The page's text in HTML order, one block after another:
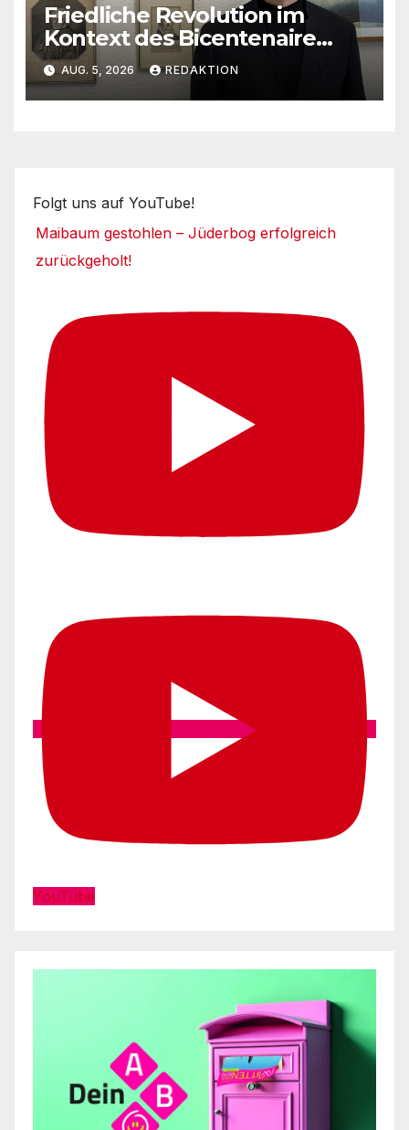
Friedliche Revolution im
Kontext des Bicentenaire
1789-1989
AUG. 5, 2026 REDAKTION
Folgt uns auf YouTube!
Maibaum gestohlen – Jüderbog erfolgreich
zurückgeholt!
YouTube